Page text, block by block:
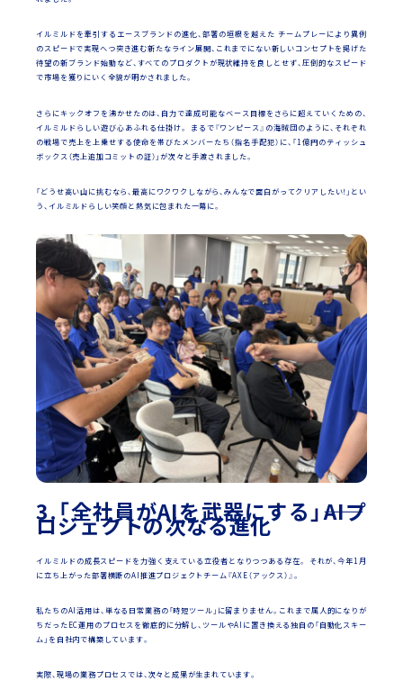
イルミルドを牽引するエースブランドの進化、部署の垣根を越えた チームプレーにより異例
のスピードで実現へつ突き進む新たなライン展開、これまでにない新しいコンセプトを掲げた
待望の新ブランド始動など、すべてのプロダクトが現状維持を良しとせず、圧倒的なスピード
で市場を獲りにいく全貌が明かされました。
さらにキックオフを沸かせたのは、自力で達成可能なベース目標をさらに超えていくための、
イルミルドらしい遊び心あふれる仕掛け。 まるで『ワンピース』の海賊団のように、それぞれ
の戦場で売上を上乗せする使命を帯びたメンバーたち（指名手配犯）に、「1億円のティッシュ
ボックス（売上追加コミットの証）」が次々と手渡されました。
「どうせ高い山に挑むなら、最高にワクワクしながら、みんなで面白がってクリアしたい！」とい
う、イルミルドらしい笑顔と熱気に包まれた一幕に。
3.「全社員がAIを武器にする」――AIプ
ロジェクトの次なる進化
イルミルドの成長スピードを力強く支えている立役者となりつつある存在。 それが、今年1月
に立ち上がった部署横断のAI推進プロジェクトチーム『AXE（アックス）』。
私たちのAI活用は、単なる日常業務の「時短ツール」に留まりません。これまで属人的になりが
ちだったEC運用のプロセスを徹底的に分解し、ツールやAIに置き換える独自の「自動化スキー
ム」を自社内で構築しています。
実際、現場の業務プロセスでは、次々と成果が生まれています。